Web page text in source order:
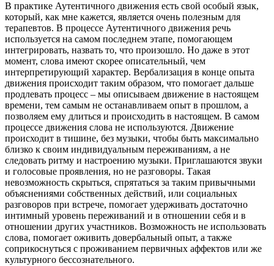
В практике Аутентичного движения есть свой особый язык,
который, как мне кажется, является очень полезным для
терапевтов. В процессе Аутентичного движения речь
используется на самом последнем этапе, помогающем
интегрировать, назвать то, что произошло. Но даже в этот
момент, слова имеют скорее описательный, чем
интерпретирующий характер. Вербализация в конце опыта
движения происходит таким образом, что помогает дальше
продлевать процесс – мы описываем движение в настоящем
времени, тем самым не останавливаем опыт в прошлом, а
позволяем ему длиться и происходить в настоящем. В самом
процессе движения слова не используются. Движение
происходит в тишине, без музыки, чтобы быть максимально
близко к своим индивидуальным переживаниям, а не
следовать ритму и настроению музыки. Приглашаются звуки
и голосовые проявления, но не разговоры. Такая
невозможность скрыться, спрятаться за таким привычными
объяснениями собственных действий, или социальных
разговоров при встрече, помогает удерживать достаточно
интимный уровень переживаний и в отношении себя и в
отношении других участников. Возможность не использовать
слова, помогает оживить довербальный опыт, а также
соприкоснуться с проживанием первичных аффектов или же
культурного бессознательного.